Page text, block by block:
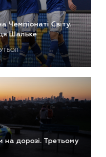
Чемпіонаті Світу.
Шальке
на дорозі. Третьому